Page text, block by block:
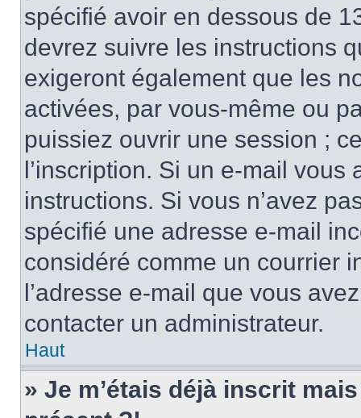
spécifié avoir en dessous de
devrez suivre les instructions
exigeront également que les
activées, par vous-même ou
puissiez ouvrir une session ;
l’inscription. Si un e-mail
instructions. Si vous n’avez
spécifié une adresse e-mail
considéré comme un courrier
l’adresse e-mail que vous
contacter un administrateur.
Haut
» Je m’étais déjà inscrit